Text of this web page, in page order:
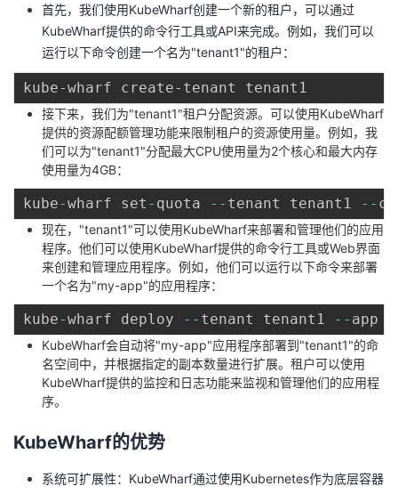
课
程
的
认
证
我
的
实
验
我
的
收
藏
术
支
持
云
声
建
议
首先，我们使用KubeWharf创建一个新的租户，可以通过
KubeWharf提供的命令行工具或API来完成。例如，我们可以
运行以下命令创建一个名为"tenant1"的租户：
接下来，我们为"tenant1"租户分配资源。可以使用KubeWharf
提供的资源配额管理功能来限制租户的资源使用量。例如，我
们可以为"tenant1"分配最大CPU使用量为2个核心和最大内存
使用量为4GB：
kube-wharf set - quota -- tenant tenant1 --
现在，"tenant1"可以使用KubeWharf来部署和管理他们的应用
程序。他们可以使用KubeWharf提供的命令行工具或Web界面
来创建和管理应用程序。例如，他们可以运行以下命令来部署
一个名为"my-app"的应用程序：
kube-wharf deploy -- tenant tenant1 -- app
KubeWharf会自动将"my-app"应用程序部署到"tenant1"的命
名空间中，并根据指定的副本数量进行扩展。租户可以使用
KubeWharf提供的监控和日志功能来监视和管理他们的应用程
序。
KubeWharf的优势
系统可扩展性：KubeWharf通过使用Kubernetes作为底层容器